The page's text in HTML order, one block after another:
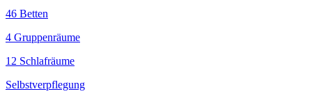
46 Betten
4 Gruppenräume
12 Schlafräume
Selbstverpflegung